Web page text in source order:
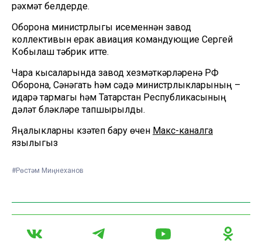
рәхмәт белдерде.
Оборона министрлыгы исеменнән завод
коллективын ерак авиация командующие Сергей
Кобылаш тәбрик итте.
Чара кысаларында завод хезмәткәрләренә РФ
Оборона, Сәнәгать һәм сәүдә министрлыкларының –
идарә тармагы һәм Татарстан Республикасының
дәүләт бүләкләре тапшырылды.
Яңалыкларны күзәтеп бару өчен Макс-каналга
язылыгыз
#Рөстәм Миңнеханов